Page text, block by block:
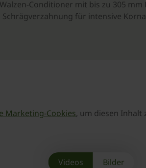
Conditioner mit bis zu 305 mm
Schrägverzahnung für intensive
Marketing-Cookies, um diesen Inhalt
Videos Bilder